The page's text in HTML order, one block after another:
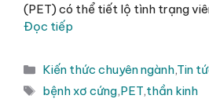
(PET) có thể tiết lộ tình trạng
Đọc tiếp
Danh
mục
Kiến thức chuyên ngành,Tin
Thẻ
bệnh xơ cứng,PET,thần kinh